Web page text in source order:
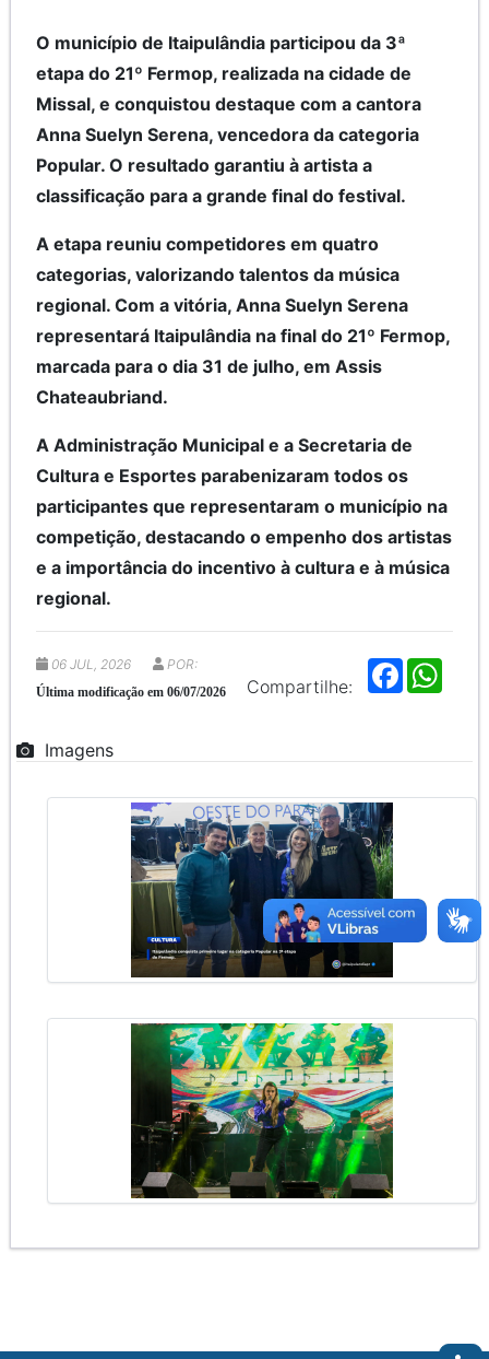
O município de Itaipulândia participou da 3ª
etapa do 21º Fermop, realizada na cidade de
Missal, e conquistou destaque com a cantora
Anna Suelyn Serena, vencedora da categoria
Popular. O resultado garantiu à artista a
classificação para a grande final do festival.
A etapa reuniu competidores em quatro
categorias, valorizando talentos da música
regional. Com a vitória, Anna Suelyn Serena
representará Itaipulândia na final do 21º Fermop,
marcada para o dia 31 de julho, em Assis
Chateaubriand.
A Administração Municipal e a Secretaria de
Cultura e Esportes parabenizaram todos os
participantes que representaram o município na
competição, destacando o empenho dos artistas
e a importância do incentivo à cultura e à música
regional.
Compartilhe:
F
a
06 JUL, 2026 POR:
Última modificação em 06/07/2026
Imagens